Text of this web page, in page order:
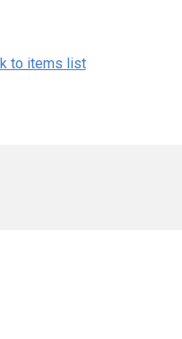
to items list